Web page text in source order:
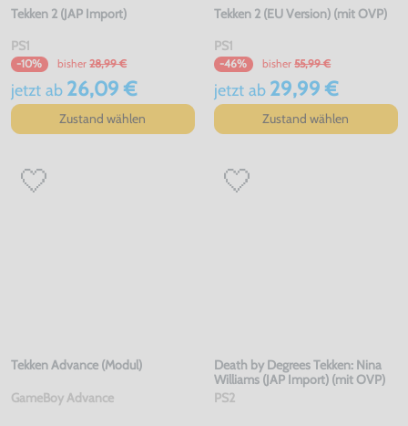
Tekken 2 (JAP Import)
PS1
-10% bisher 28,99 €
jetzt ab 26,09 €
Zustand wählen
Tekken 2 (EU Version) (mit OVP)
PS1
-46% bisher 55,99 €
jetzt ab 29,99 €
Zustand wählen
Tekken Advance (Modul)
GameBoy Advance
Death by Degrees Tekken: Nina
Williams (JAP Import) (mit OVP)
PS2